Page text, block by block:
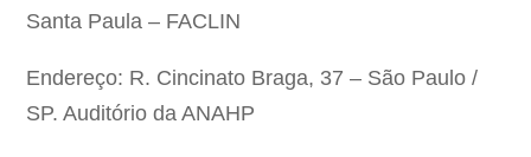
Santa Paula – FACLIN
Endereço: R. Cincinato Braga, 37 – São Paulo /
SP. Auditório da ANAHP